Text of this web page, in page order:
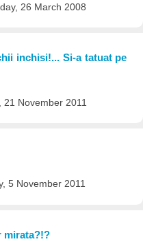
26 March 2008
inchisi!... Si-a tatuat pe
21 November 2011
5 November 2011
mirata?!?